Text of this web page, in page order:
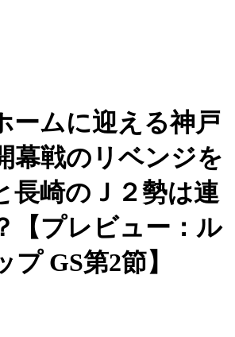
ームに迎える神戸
幕戦のリベンジを
長崎のＪ２勢は連
【プレビュー：ル
GS第2節】